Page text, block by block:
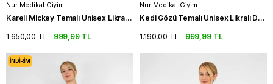
Nur Medikal Giyim
Kareli Mickey Temalı Unisex Likralı Doktor Üniforma Takımı Scrubs
999,99 TL
1.650,00 TL
Nur Medikal Giyim
Kedi Gözü Temalı Unisex Likralı Doktor Üniforma Takımı Hemşire Scrubs
999,99 TL
1.190,00 TL
İNDIRIM